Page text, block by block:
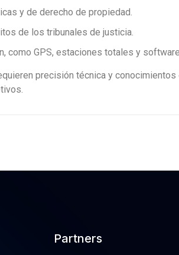
y de derecho de propiedad.
de los tribunales de justicia.
como GPS, estaciones totales y
precisión técnica y
Partners